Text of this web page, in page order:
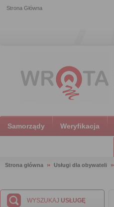
Strona Główna
Samorządy Weryfikacja
Strona główna Usługi dla obywateli
WYSZUKAJ USŁUGĘ